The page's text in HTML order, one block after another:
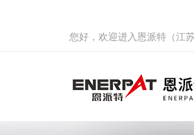
您好，欢迎进入恩派特（江